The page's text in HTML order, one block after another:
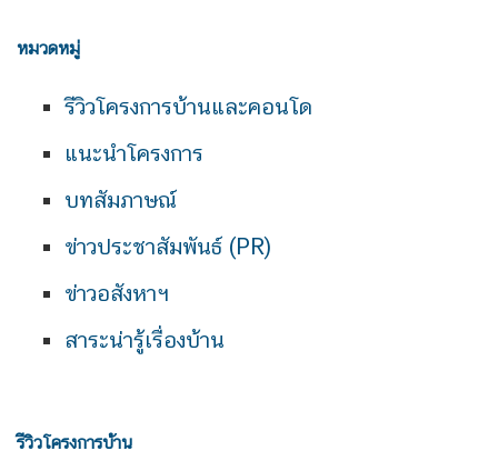
หมวดหมู่
รีวิวโครงการบ้านและคอนโด
แนะนำโครงการ
บทสัมภาษณ์
ข่าวประชาสัมพันธ์ (PR)
ข่าวอสังหาฯ
สาระน่ารู้เรื่องบ้าน
รีวิวโครงการบ้าน